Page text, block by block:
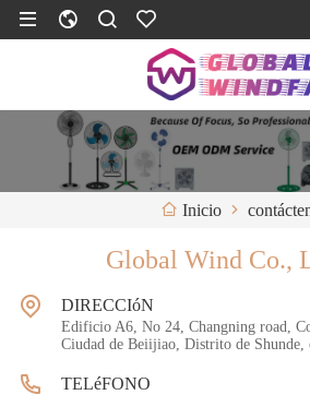
Inicio
Global Wind Co.,
DIRECCIóN
Edificio A6, No 24, Changning road,
Ciudad de Beiijiao, Distrito de Shunde,
TELéFONO